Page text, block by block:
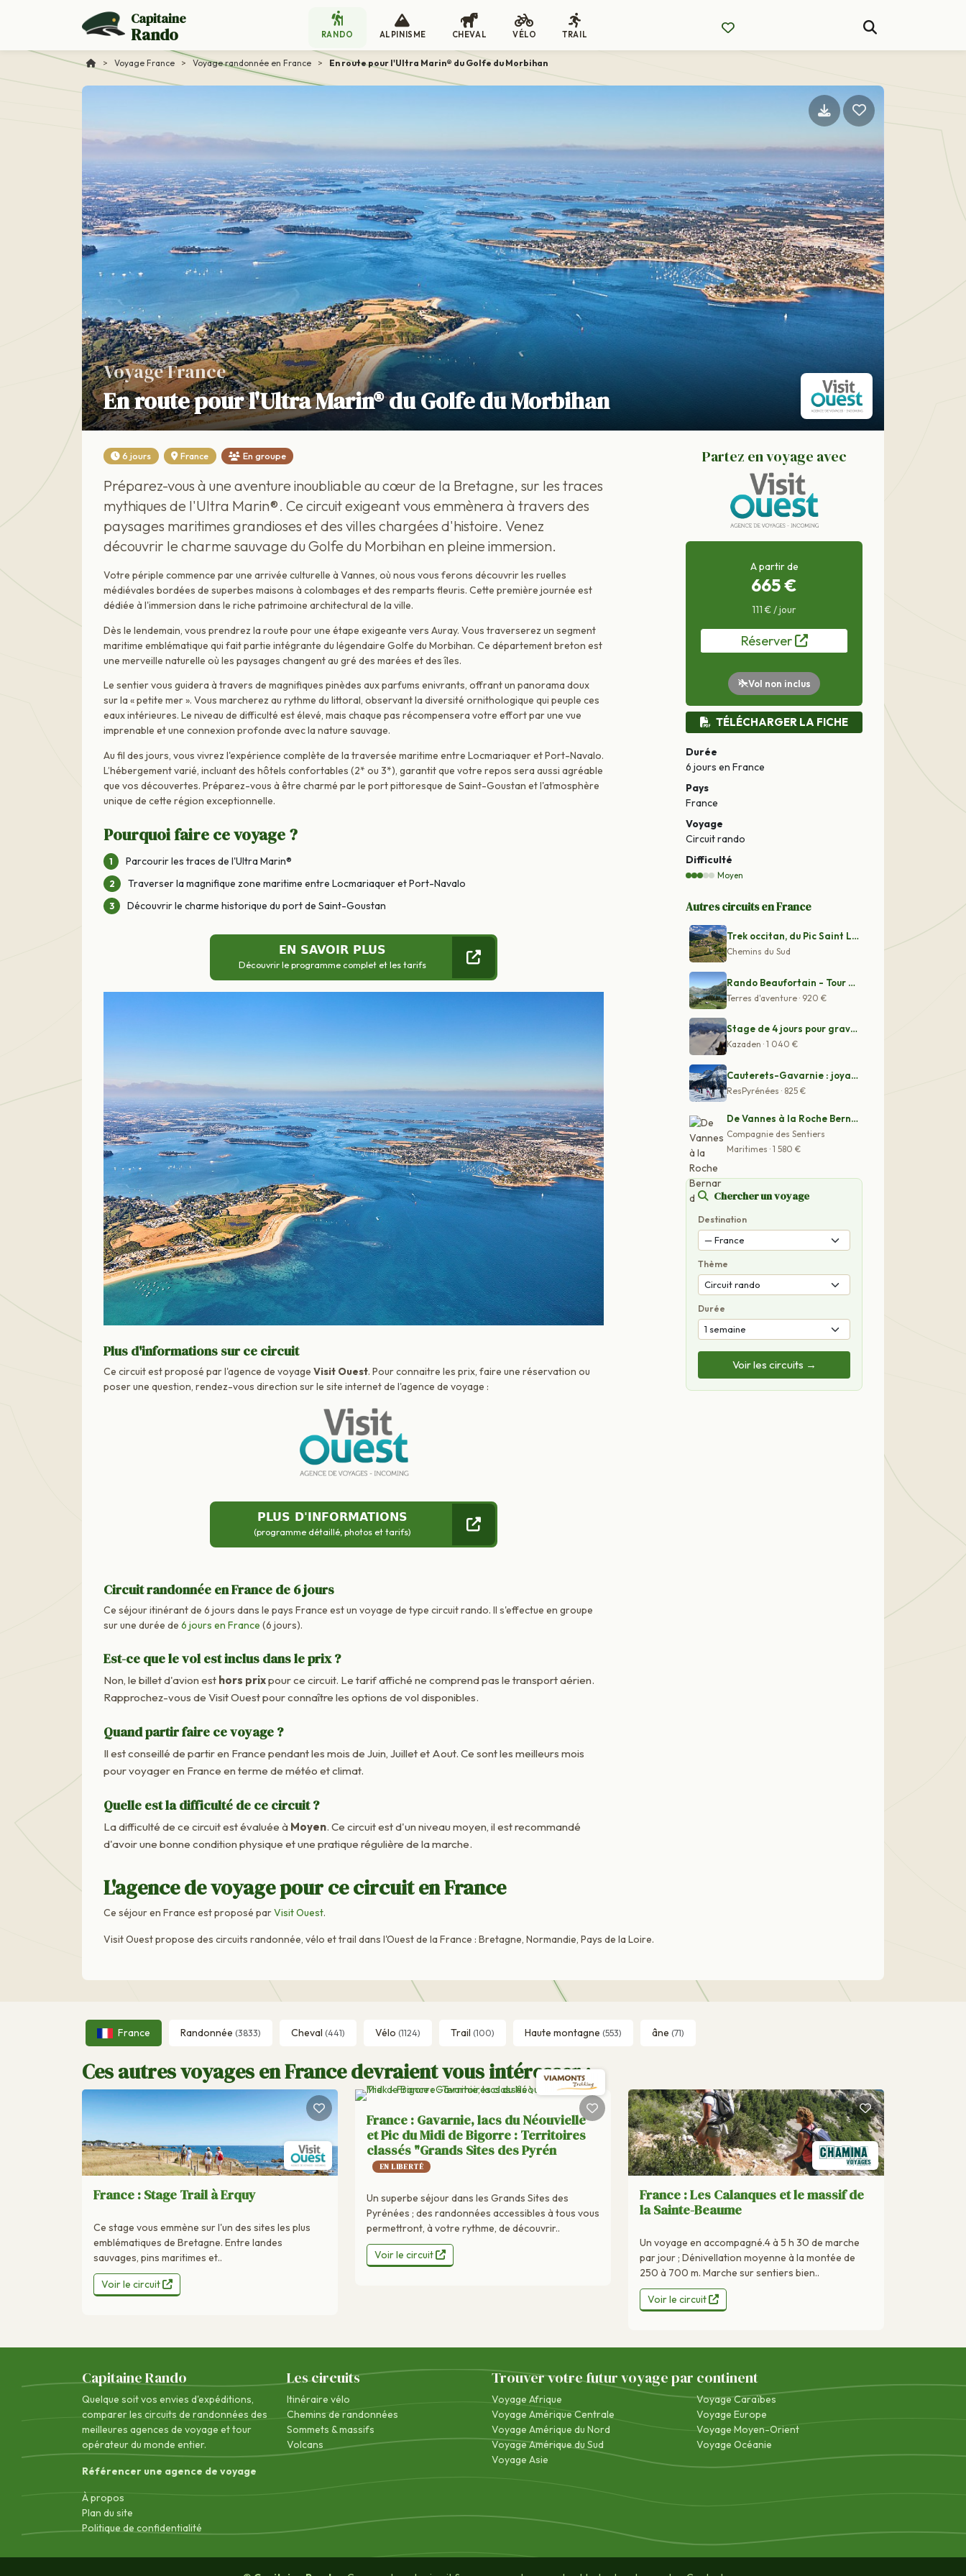
Capitaine
Rando RANDO ALPINISME CHEVAL VÉLO TRAIL
> Voyage France > Voyage randonnée en France > En route pour l'Ultra Marin® du Golfe du Morbihan
Voyage France
En route pour l'Ultra Marin® du Golfe du Morbihan
6 jours France En groupe
Préparez-vous à une aventure inoubliable au cœur de la Bretagne, sur les traces
mythiques de l'Ultra Marin®. Ce circuit exigeant vous emmènera à travers des
paysages maritimes grandioses et des villes chargées d'histoire. Venez
découvrir le charme sauvage du Golfe du Morbihan en pleine immersion.
Votre périple commence par une arrivée culturelle à Vannes, où nous vous ferons découvrir les ruelles
médiévales bordées de superbes maisons à colombages et des remparts fleuris. Cette première journée est
dédiée à l'immersion dans le riche patrimoine architectural de la ville.
Dès le lendemain, vous prendrez la route pour une étape exigeante vers Auray. Vous traverserez un segment
maritime emblématique qui fait partie intégrante du légendaire Golfe du Morbihan. Ce département breton est
une merveille naturelle où les paysages changent au gré des marées et des îles.
Le sentier vous guidera à travers de magnifiques pinèdes aux parfums enivrants, offrant un panorama doux
sur la « petite mer ». Vous marcherez au rythme du littoral, observant la diversité ornithologique qui peuple ces
eaux intérieures. Le niveau de difficulté est élevé, mais chaque pas récompensera votre effort par une vue
imprenable et une connexion profonde avec la nature sauvage.
Au fil des jours, vous vivrez l'expérience complète de la traversée maritime entre Locmariaquer et Port-Navalo.
L’hébergement varié, incluant des hôtels confortables (2* ou 3*), garantit que votre repos sera aussi agréable
que vos découvertes. Préparez-vous à être charmé par le port pittoresque de Saint-Goustan et l'atmosphère
unique de cette région exceptionnelle.
Pourquoi faire ce voyage ?
Parcourir les traces de l'Ultra Marin®
Traverser la magnifique zone maritime entre Locmariaquer et Port-Navalo
Découvrir le charme historique du port de Saint-Goustan
EN SAVOIR PLUS
Découvrir le programme complet et les tarifs
Plus d'informations sur ce circuit
Ce circuit est proposé par l'agence de voyage Visit Ouest. Pour connaitre les prix, faire une réservation ou
poser une question, rendez-vous direction sur le site internet de l'agence de voyage :
PLUS D'INFORMATIONS
(programme détaillé, photos et tarifs)
Circuit randonnée en France de 6 jours
Ce séjour itinérant de 6 jours dans le pays France est un voyage de type circuit rando. Il s'effectue en groupe
sur une durée de 6 jours en France (6 jours).
Est-ce que le vol est inclus dans le prix ?
Non, le billet d'avion est hors prixpour ce circuit. Le tarif affiché ne comprend pas le transport aérien.
Rapprochez-vous de Visit Ouest pour connaître les options de vol disponibles.
Quand partir faire ce voyage ?
Il est conseillé de partir en France pendant les mois de Juin, Juillet et Aout. Ce sont les meilleurs mois
pour voyager en France en terme de météo et climat.
Quelle est la difficulté de ce circuit ?
La difficulté de ce circuit est évaluée à Moyen. Ce circuit est d'un niveau moyen, il est recommandé
d'avoir une bonne condition physique et une pratique régulière de la marche.
Partez en voyage avec
A partir de
665 €
111 € / jour
Réserver
Vol non inclus
TÉLÉCHARGER LA FICHE
Durée
6 jours en France
Pays
France
Voyage
Circuit rando
Difficulté
Moyen
Autres circuits en France
Trek occitan, du Pic Saint Loup aux balcons du Larzac
Chemins du Sud
Rando Beaufortain - Tour Du Beaufortain
Terres d'aventure · 920 €
Stage de 4 jours pour gravir le Grand Paradis
Kazaden · 1 040 €
Cauterets-Gavarnie : joyaux des Pyrénées Centrales et P
ResPyrénées · 825 €
De Vannes à la Roche Bernard
Compagnie des Sentiers
Maritimes · 1 580 €
Chercher un voyage
Destination
Thème
Durée
Voir les circuits →
L'agence de voyage pour ce circuit en France
Ce séjour en France est proposé parVisit Ouest.
Visit Ouest propose des circuits randonnée, vélo et trail dans l'Ouest de la France : Bretagne, Normandie, Pays de la Loire.
France Randonnée (3833) Cheval (441) Vélo (1124) Trail (100) Haute montagne (553) âne (71)
Ces autres voyages en France devraient vous intéresser :
France : Stage Trail à Erquy
Ce stage vous emmène sur l'un des sites les plus
emblématiques de Bretagne. Entre landes
sauvages, pins maritimes et..
Voir le circuit
France : Gavarnie, lacs du Néouvielle
et Pic du Midi de Bigorre : Territoires
classés "Grands Sites des Pyrén
EN LIBERTÉ
Un superbe séjour dans les Grands Sites des
Pyrénées ; des randonnées accessibles à tous vous
permettront, à votre rythme, de découvrir..
Voir le circuit
France : Les Calanques et le massif de
la Sainte-Beaume
Un voyage en accompagné.4 à 5 h 30 de marche
par jour ; Dénivellation moyenne à la montée de
250 à 700 m. Marche sur sentiers bien..
Voir le circuit
Capitaine Rando
Quelque soit vos envies d'expéditions,
comparer les circuits de randonnées des
meilleures agences de voyage et tour
opérateur du monde entier.
Référencer une agence de voyage
À propos
Plan du site
Politique de confidentialité
Les circuits
Itinéraire vélo
Chemins de randonnées
Sommets & massifs
Volcans
Trouver votre futur voyage par continent
Voyage Afrique
Voyage Amérique Centrale
Voyage Amérique du Nord
Voyage Amérique du Sud
Voyage Asie
Voyage Caraïbes
Voyage Europe
Voyage Moyen-Orient
Voyage Océanie